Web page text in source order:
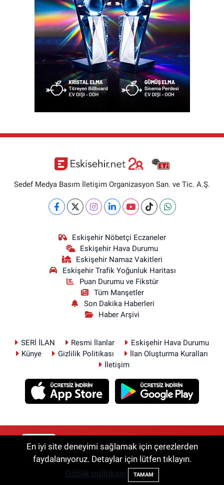
Sedef Medya Basım İletişim Organizasyon San. ve Tic. A.Ş.
Eskişehir Nöbetçi Eczaneler
Eskişehir Hava Durumu
Eskişehir Namaz Vakitleri
Eskişehir Trafik Yoğunluk Haritası
Puan Durumu ve Fikstür
Tüm Manşetler
Son Dakika Haberleri
Haber Arşivi
SERİ İLAN Resmi İlanlar
Eskişehir Hava Durumu
Künye
Gizlilik Politikası
İlan Oluşturma Kuralları
İletişim
RSS Copyright © 2026. Her hakkı saklıdır.
Haber Yazılımı:TE Bilişim
En iyi site deneyimi sağlamak için çerezlerden
faydalanıyoruz. Detaylar için lütfen tıklayın.
Gizlilik politikası
TAMAM